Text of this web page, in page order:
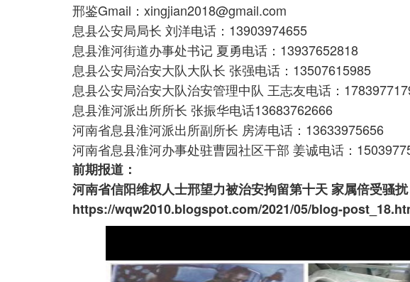
邢鉴Gmail： xingjian2018@gmail.com
息县公安局局长 刘洋电话：13903974655
息县淮河街道办事处书记 夏勇电话：13937652818
息县公安局治安大队大队长 张强电话：13507615985
息县公安局治安大队治安管理中队 王志友电话：
息县淮河派出所所长 张振华电话13683762666
河南省息县淮河派出所副所长 房涛电话：13633975656
河南省息县淮河办事处驻曹园社区干部 姜诚电话：
前期报道：
河南省信阳维权人士邢望力被治安拘留第十天 家属倍受骚扰
https://wqw2010.blogspot.com/2021/05/blog-